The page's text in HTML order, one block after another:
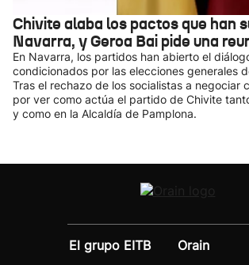
Chivite alaba los pactos que han
Navarra, y Geroa Bai pide una
En Navarra, los partidos han abierto el
condicionados por las elecciones generales
Tras el rechazo de los socialistas a negociar
por ver como actúa el partido de Chivite
y como en la Alcaldía de Pamplona.
El grupo EITB
Orain